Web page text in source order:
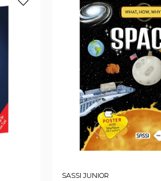
SASSI JUNIOR